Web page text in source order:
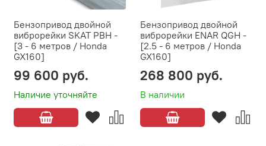
Бензопривод двойной
виброрейки SKAT РВH -
[3 - 6 метров / Honda
GX160]
Наличие уточняйте
99 600 руб.
Бензопривод двойной
виброрейки ENAR QGH -
[2.5 - 6 метров / Honda
GX160]
В наличии
268 800 руб.